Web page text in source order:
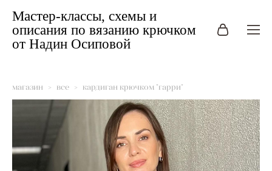
Мастер-классы, схемы и
описания по вязанию крючком
от Надин Осиповой
магазин > все > кардиган крючком "гарри"